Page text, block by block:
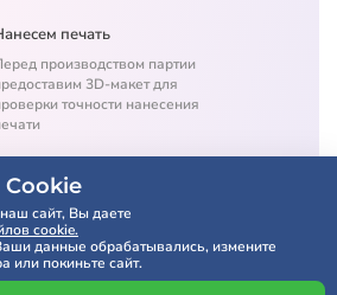
печать
производством партии
3D-макет для
точности нанесения
по SMS через 5 минут
консультацию
сайт, Вы даете
cookie.
данные обрабатывались, измените
или покиньте сайт.